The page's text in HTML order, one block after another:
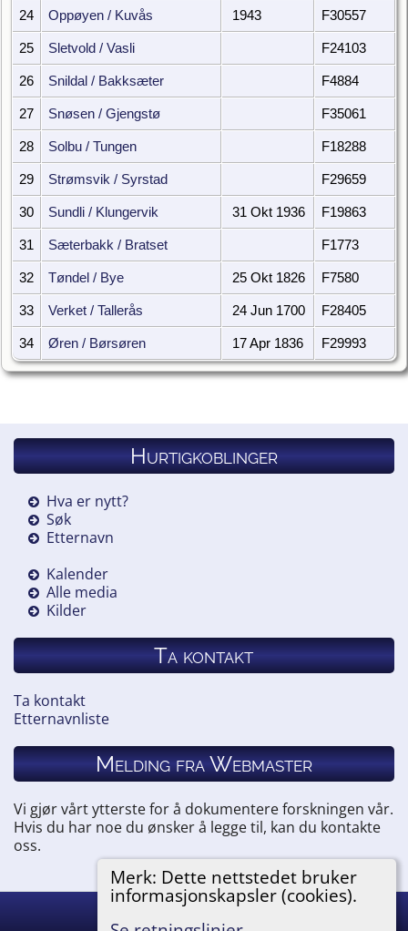
Merk: Dette nettstedet bruker
informasjonskapsler (cookies).
24 Oppøyen / Kuvås 1943 F30557
25 Sletvold / Vasli F24103
26 Snildal / Bakksæter F4884
27 Snøsen / Gjengstø F35061
28 Solbu / Tungen F18288
29 Strømsvik / Syrstad F29659
30 Sundli / Klungervik 31 Okt 1936 F19863
31 Sæterbakk / Bratset F1773
32 Tøndel / Bye 25 Okt 1826 F7580
33 Verket / Tallerås 24 Jun 1700 F28405
34 Øren / Børsøren 17 Apr 1836 F29993
Hurtigkoblinger
Hva er nytt?
Søk
Etternavn
Kalender
Alle media
Kilder
Ta kontakt
Ta kontakt
Etternavnliste
Melding fra Webmaster
Vi gjør vårt ytterste for å dokumentere forskningen vår.
Hvis du har noe du ønsker å legge til, kan du kontakte
oss.